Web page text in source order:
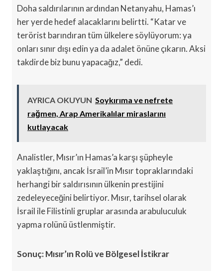
Doha saldırılarının ardından Netanyahu, Hamas’ı
her yerde hedef alacaklarını belirtti. “Katar ve
terörist barındıran tüm ülkelere söylüyorum: ya
onları sınır dışı edin ya da adalet önüne çıkarın. Aksi
takdirde biz bunu yapacağız,” dedi.
AYRICA OKUYUN Soykırıma ve nefrete
rağmen, Arap Amerikalılar miraslarını
kutlayacak
Analistler, Mısır’ın Hamas’a karşı şüpheyle
yaklaştığını, ancak İsrail’in Mısır topraklarındaki
herhangi bir saldırısının ülkenin prestijini
zedeleyeceğini belirtiyor. Mısır, tarihsel olarak
İsrail ile Filistinli gruplar arasında arabuluculuk
yapma rolünü üstlenmiştir.
Sonuç: Mısır’ın Rolü ve Bölgesel İstikrar